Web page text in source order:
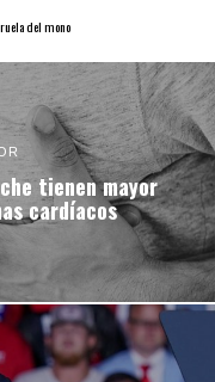
del mono
tienen mayor
cardíacos